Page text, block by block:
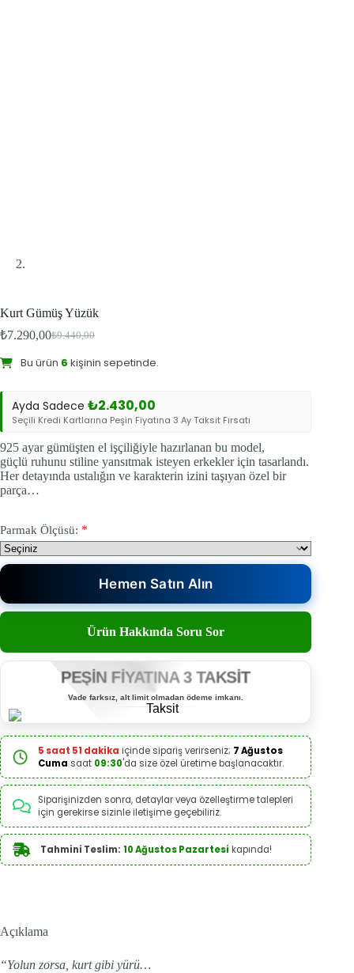
Kurt Gümüş Yüzük
₺9.440,00
Orijinal
₺9.440,00.
₺7.290,00Şu
fiyat:
Bu ürünü şu an12
Bu ürün 6 kişinin sepetinde.
Ayda Sadece ₺2.430,00
Seçili Kredi Kartlarına Peşin Fiyatına 3 Ay Taksit Fırsatı
925 ayar gümüşten el işçiliğiyle hazırlanan bu model,
güçlü ruhunu stiline yansıtmak isteyen erkekler için tasarlandı.
Her detayında ustalığın ve karakterin izini taşıyan özel bir
parça…
Parmak Ölçüsü: *
Hemen Satın Alın
Ürün Hakkında Soru Sor
PEŞİN FİYATINA 3 TAKSİT
Vade farksız, alt limit olmadan ödeme imkanı.
5 saat 51 dakika içinde sipariş verirseniz; 7 Ağustos
Cuma saat 09:30'da size özel üretime başlanacaktır.
Siparişinizden sonra, detaylar veya özelleştirme talepleri
için gerekirse sizinle iletişime geçebiliriz.
Tahmini Teslim: 10 Ağustos Pazartesi kapında!
Açıklama
“Yolun zorsa, kurt gibi yürü…